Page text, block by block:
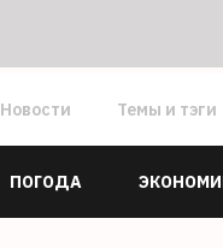
Новости Темы и тэги
ПОГОДА